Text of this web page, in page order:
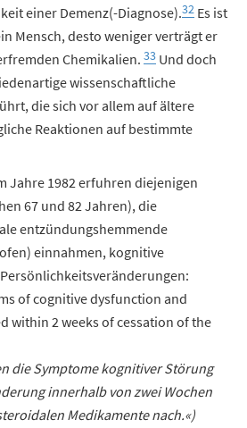
einer Demenz(-Diagnose).32 Es ist
Mensch, desto weniger verträgt er
Chemikalien. 33 Und doch
wissenschaftliche
die sich vor allem auf ältere
Reaktionen auf bestimmte
Jahre 1982 erfuhren diejenigen
67 und 82 Jahren), die
entzündungshemmende
einnahmen, kognitive
of cognitive dysfunction and
within 2 weeks of cessation of the
die Symptome kognitiver Störung
innerhalb von zwei Wochen
Medikamente nach.«)